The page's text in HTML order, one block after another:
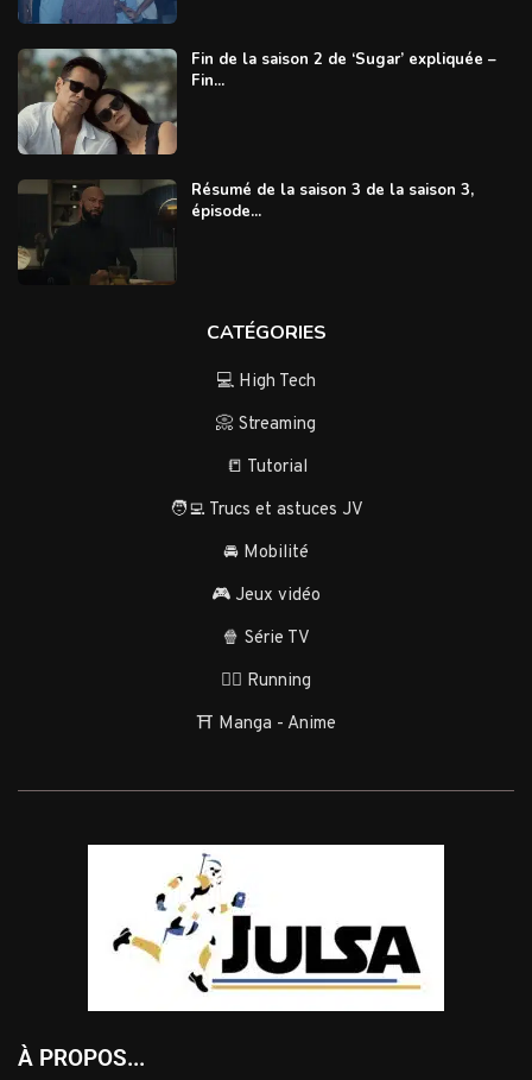
Fin de la saison 2 de ‘Sugar’ expliquée –
Fin...
Résumé de la saison 3 de la saison 3,
épisode...
CATÉGORIES
💻 High Tech
📀 Streaming
📒 Tutorial
🧑‍💻 Trucs et astuces JV
🚘 Mobilité
🎮 Jeux vidéo
🍿 Série TV
🏃‍♂️ Running
⛩️ Manga - Anime
À PROPOS...